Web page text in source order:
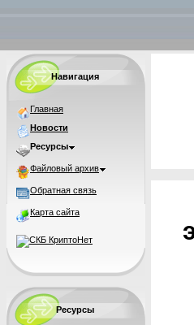
Навигация
Главная
Новости
Ресурсы
Файловый архив
Обратная связь
Карта сайта
Ресурсы